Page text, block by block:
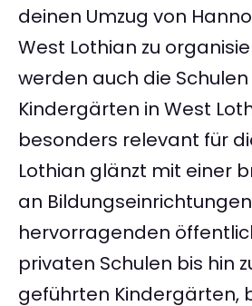
deinen Umzug von
West Lothian zu
werden auch die Schulen
Kindergärten in West
besonders relevant für
Lothian glänzt mit einer
an
hervorragenden
privaten Schulen bis hin
geführten Kindergärten,